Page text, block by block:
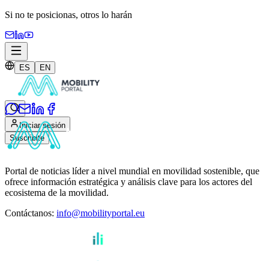
Si no te posicionas, otros lo harán
ES EN
Iniciar sesión
Suscribite
Portal de noticias líder a nivel mundial en movilidad sostenible, que
ofrece información estratégica y análisis clave para los actores del
ecosistema de la movilidad.
Contáctanos: info@mobilityportal.eu